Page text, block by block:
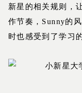
新星的相关规则，
作节奏，Sunny的
时也感受到了学习